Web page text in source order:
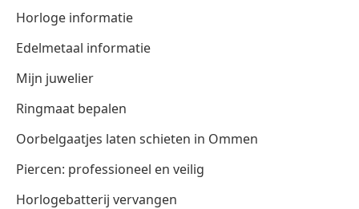
Horloge informatie
Edelmetaal informatie
Mijn juwelier
Ringmaat bepalen
Oorbelgaatjes laten schieten in Ommen
Piercen: professioneel en veilig
Horlogebatterij vervangen